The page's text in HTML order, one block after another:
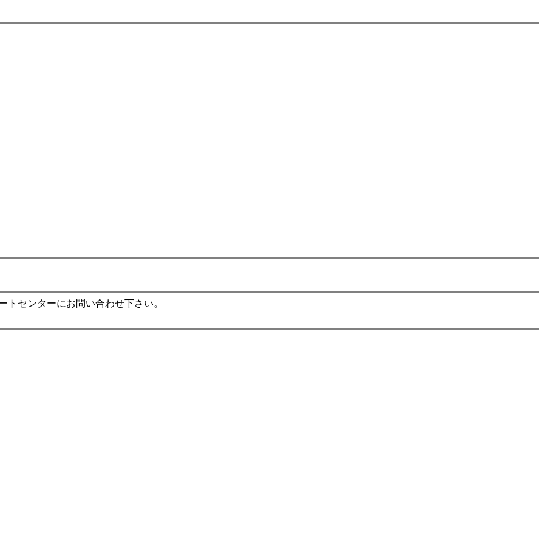
センターにお問い合わせ下さい。